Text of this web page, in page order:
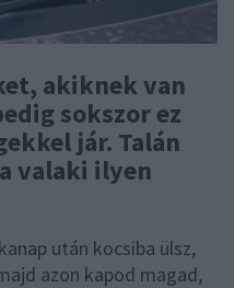
akiknek van
sokszor ez
jár. Talán
valaki ilyen
után kocsiba ülsz,
azon kapod magad,